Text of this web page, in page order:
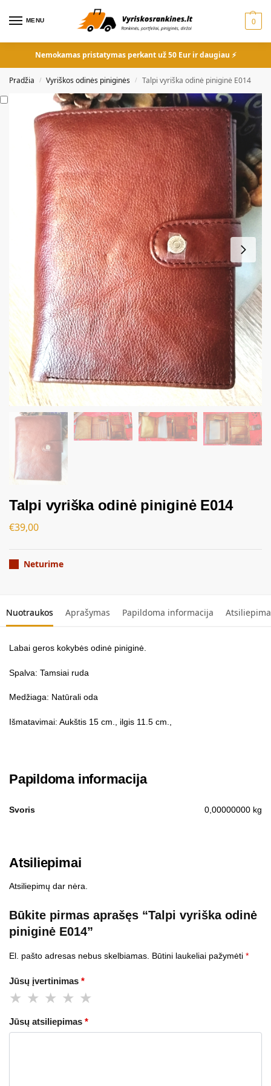
MENU 0
Nemokamas pristatymas perkant už 50 Eur ir daugiau ⚡
Pradžia / Vyriškos odinės piniginės / Talpi vyriška odinė piniginė E014
Talpi vyriška odinė piniginė E014
€39,00
Neturime
Nuotraukos Aprašymas Papildoma informacija
Labai geros kokybės odinė piniginė.
Spalva: Tamsiai ruda
Medžiaga: Natūrali oda
Išmatavimai: Aukštis 15 cm., ilgis 11.5 cm.,
Papildoma informacija
Svoris 0,00000000 kg
Atsiliepimai
Atsiliepimų dar nėra.
Būkite pirmas aprašęs “Talpi vyriška odinė
piniginė E014”
El. pašto adresas nebus skelbiamas. Būtini laukeliai pažymėti *
Jūsų įvertinimas *
Jūsų atsiliepimas *